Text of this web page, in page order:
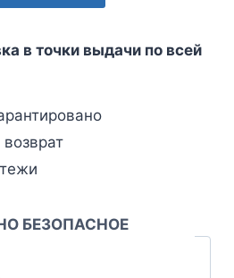
в точки выдачи по всей
БЕЗОПАСНОЕ